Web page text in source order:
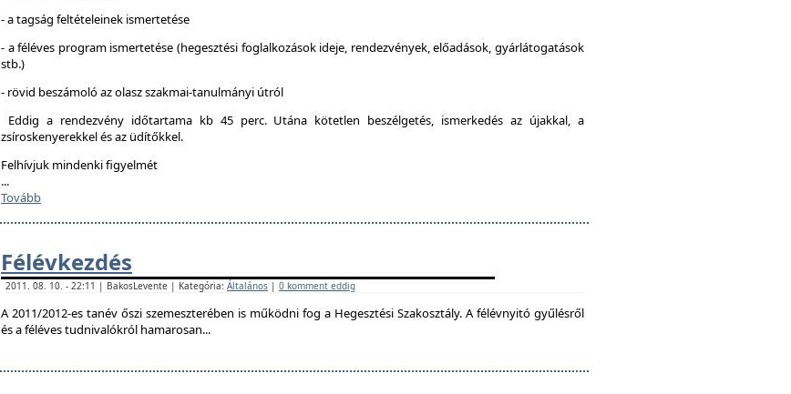
- a tagság feltételeinek ismertetése
- a féléves program ismertetése (hegesztési foglalkozások ideje, rendezvények, előadások, gyárlátogatások
stb.)
- rövid beszámoló az olasz szakmai-tanulmányi útról
Eddig a rendezvény időtartama kb 45 perc. Utána kötetlen beszélgetés, ismerkedés az újakkal, a
zsíroskenyerekkel és az üdítőkkel.
Felhívjuk mindenki figyelmét
...
Tovább
Félévkezdés
2011. 08. 10. - 22:11 | BakosLevente | Kategória: Általános | 0 komment eddig
A 2011/2012-es tanév őszi szemeszterében is működni fog a Hegesztési Szakosztály. A félévnyitó gyűlésről
és a féléves tudnivalókról hamarosan...